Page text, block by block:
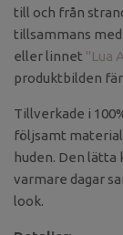
till och från
tillsammans
eller linnet "Lua
produktbilden
Tillverkade i
följsamt
huden. Den
varmare dagar
look.